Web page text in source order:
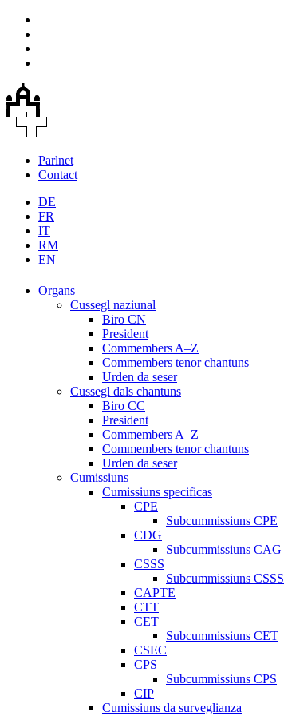
Parlnet
Contact
DE
FR
IT
RM
EN
Organs
Cussegl naziunal
Biro CN
President
Commembers A–Z
Commembers tenor chantuns
Urden da seser
Cussegl dals chantuns
Biro CC
President
Commembers A–Z
Commembers tenor chantuns
Urden da seser
Cumissiuns
Cumissiuns specificas
CPE
Subcummissiuns CPE
CDG
Subcummissiuns CAG
CSSS
Subcummissiuns CSSS
CAPTE
CTT
CET
Subcummissiuns CET
CSEC
CPS
Subcummissiuns CPS
CIP
Cumissiuns da surveglianza